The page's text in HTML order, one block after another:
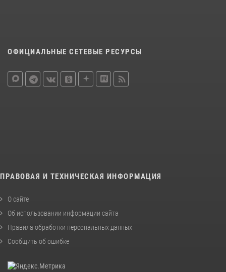
ОФИЦИАЛЬНЫЕ СЕТЕВЫЕ РЕСУРСЫ
ПРАВОВАЯ И ТЕХНИЧЕСКАЯ ИНФОРМАЦИЯ
О сайте
Об использовании информации сайта
Правила обработки персональных данных
Сообщить об ошибке